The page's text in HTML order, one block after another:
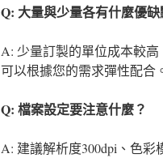
Q: 大量與少量各有什麼優缺
A: 少量訂製的單位成本較
可以根據您的需求彈性配合
Q: 檔案設定要注意什麼？
A: 建議解析度300dpi、色